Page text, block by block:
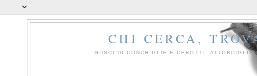
CHI CERCA,
GUSCI DI CONCHIGLIE E CEROTTI.